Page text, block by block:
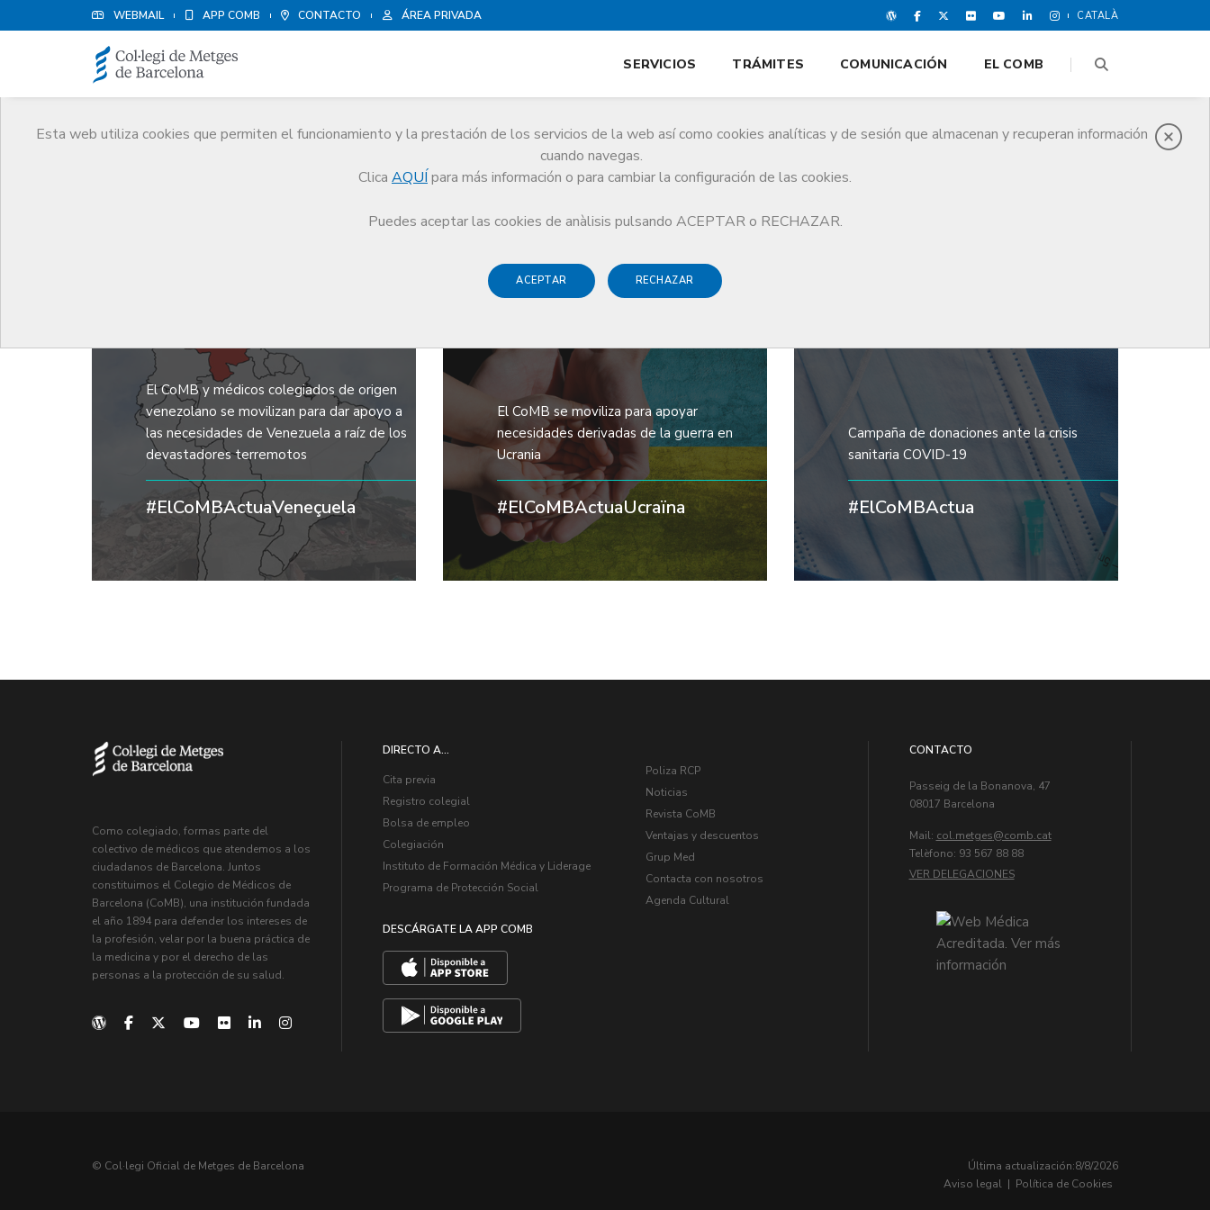
WEBMAIL APP COMB CONTACTO ÁREA PRIVADA CATALÀ
Esta web utiliza cookies que permiten el funcionamiento y la prestación de los servicios de la web así como cookies analíticas y de sesión que almacenan y recuperan información
cuando navegas.
Clica AQUÍ para más información o para cambiar la configuración de las cookies.
Puedes aceptar las cookies de anàlisis pulsando ACEPTAR o RECHAZAR.
ACEPTAR RECHAZAR
SERVICIOS TRÁMITES COMUNICACIÓN EL COMB
El CoMB y médicos colegiados de origen
venezolano se movilizan para dar apoyo a
las necesidades de Venezuela a raíz de los
devastadores terremotos
#ElCoMBActuaVeneçuela
El CoMB se moviliza para apoyar
necesidades derivadas de la guerra en
Ucrania
#ElCoMBActuaUcraïna
Campaña de donaciones ante la crisis
sanitaria COVID-19
#ElCoMBActua
Como colegiado, formas parte del
colectivo de médicos que atendemos a los
ciudadanos de Barcelona. Juntos
constituimos el Colegio de Médicos de
Barcelona (CoMB), una institución fundada
el año 1894 para defender los intereses de
la profesión, velar por la buena práctica de
la medicina y por el derecho de las
personas a la protección de su salud.
DIRECTO A...
Cita previa
Registro colegial
Bolsa de empleo
Colegiación
Instituto de Formación Médica y Liderage
Programa de Protección Social
DESCÁRGATE LA APP COMB
Poliza RCP
Noticias
Revista CoMB
Ventajas y descuentos
Grup Med
Contacta con nosotros
Agenda Cultural
CONTACTO
Passeig de la Bonanova, 47
08017 Barcelona
Mail: col.metges
Telèfono: 93 567 88 88
VER DELEGACIONES
© Col·legi Oficial de Metges de Barcelona Última actualización:8/8/2026
Aviso legal | Política de Cookies